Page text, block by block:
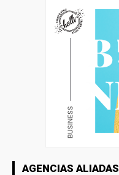
AGENCIAS ALIADAS